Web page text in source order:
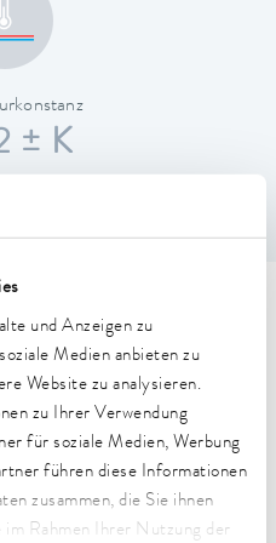
und Anzeigen zu
Medien anbieten zu
Website zu analysieren.
zu Ihrer Verwendung
für soziale Medien, Werbung
führen diese Informationen
zusammen, die Sie ihnen
Rahmen Ihrer Nutzung der
± K
(nach
Wasserkühlung